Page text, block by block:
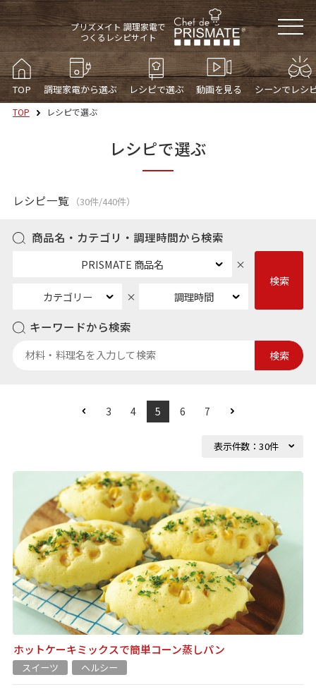
プリズメイト 調理家電で
つくるレシピサイト
TOP 調理家電から選ぶ レシピで選ぶ シーンでレシ
動画を見る
TOP レシピで選ぶ
レシピで選ぶ
レシピ一覧 （30件/440件）
商品名・カテゴリ・調理時間から検索
PRISMATE 商品名
カテゴリー 調理時間
検索
キーワードから検索
検索
3 4 5 6 7
ホットケーキミックスで簡単コーン蒸しパン
スイーツ ヘルシー